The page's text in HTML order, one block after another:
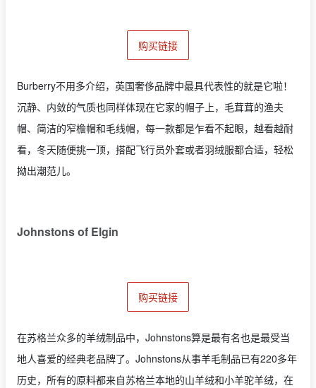
购买链接
Burberry不用多介绍，英国奢侈品牌中最具代表性的就是它啦！
沉静、内敛的气质也同样体现在它家的帽子上，毛茸茸的渔夫
帽、简洁的窄檐帽和毛线帽，每一款都是乍看不起眼，越看越耐
看，冬天随便挑一顶，搭配飞行员外套或者羽绒服都合适，轻松
拗出潮范儿。
Johnstons of Elgin
购买链接
在苏格兰众多的羊绒制品中，Johnstons算是最有名也是最受当
地人喜爱的经典老品牌了。Johnstons从事羊毛制品已有220多年
历史，所有的原料都来自苏格兰本地的山羊绒和小羊驼羊绒，在